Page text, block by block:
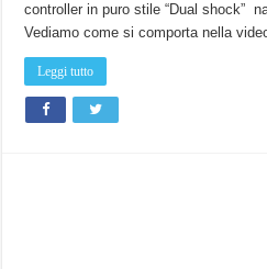
controller in puro stile “Dual shock”
Vediamo come si comporta nella
Leggi tutto